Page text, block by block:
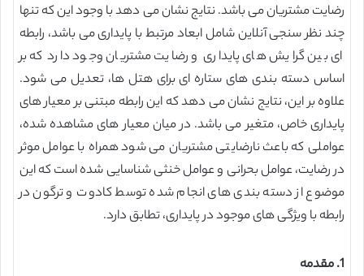
رضایت مشتریان می باشد. نتایج نشان می دهد با وجود این که تنها
چند نظر سنجی آنلاین شامل ابعاد مرتبط با پایداری می باشد، رابطه
ای بین گرایش های پایداری و رضایت مشتریان وجود دارد که بر
اساس دسته بندی های ستاره ای برای هتل ها، تعدیل می شود.
علاوه بر این، نتایج نشان می دهد که این رابطه مبتنی بر معیار های
پایداری خاص، متغیر می باشد. در میان معیار های مشاهده شده،
عواملی که باعث نارضایتی مشتریان می شود همراه با عوامل موثر
در رضایت، عوامل بحرانی و عوامل خنثی شناسایی شده است که این
موضوع از دسته بندی های انجام شده توسط کادوت و ترگون در
رابطه با ویژگی های موجود در پایداری، تطابق دارد.
1. مقدمه